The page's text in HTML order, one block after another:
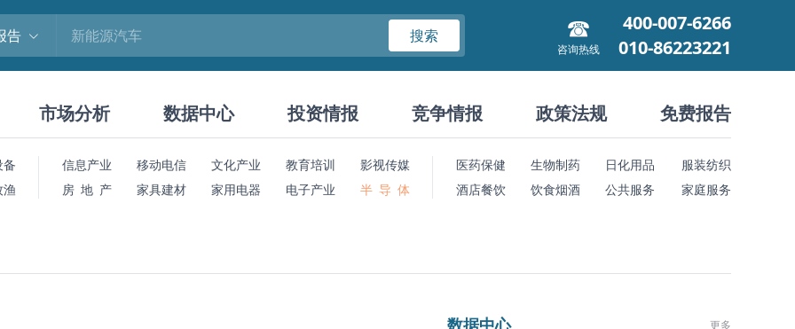
告 搜索
咨询热线
400-007-6266
010-86223221
市场分析 数据中心 投资情报 竞争情报 政策法规 免费报告
备
渔
信息产业 移动电信 文化产业 教育培训
影视传媒
房 地 产
家具建材 家用电器 电子产业 半 导 体
医药保健 生物制药 日化用品
服装纺织
酒店餐饮
饮食烟酒 公共服务 家庭服务
数据中心 更多